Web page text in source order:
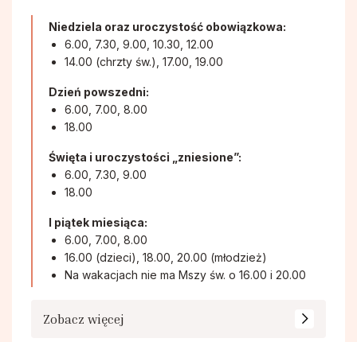
Niedziela oraz uroczystość obowiązkowa:
6.00, 7.30, 9.00, 10.30, 12.00
14.00 (chrzty św.), 17.00, 19.00
Dzień powszedni:
6.00, 7.00, 8.00
18.00
Święta i uroczystości „zniesione”:
6.00, 7.30, 9.00
18.00
I piątek miesiąca:
6.00, 7.00, 8.00
16.00 (dzieci), 18.00, 20.00 (młodzież)
Na wakacjach nie ma Mszy św. o 16.00 i 20.00
Zobacz więcej